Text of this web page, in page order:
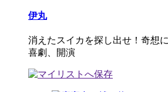
伊丸
消えたスイカを探し出せ！奇想
喜劇、開演